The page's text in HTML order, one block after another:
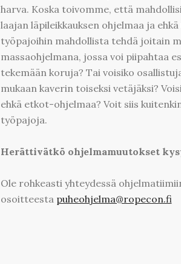
harva. Koska toivomme, että
laajan läpileikkauksen ohjelmaa ja
työpajoihin mahdollista tehdä joitain
massaohjelmana, jossa voi piipahtaa
tekemään koruja? Tai voisiko
mukaan kaverin toiseksi vetäjäksi?
ehkä etkot-ohjelmaa? Voit siis
työpajoja.
Herättivätkö ohjelmamuutokset
Ole rohkeasti yhteydessä
osoitteesta puheohjelma@ropecon.fi